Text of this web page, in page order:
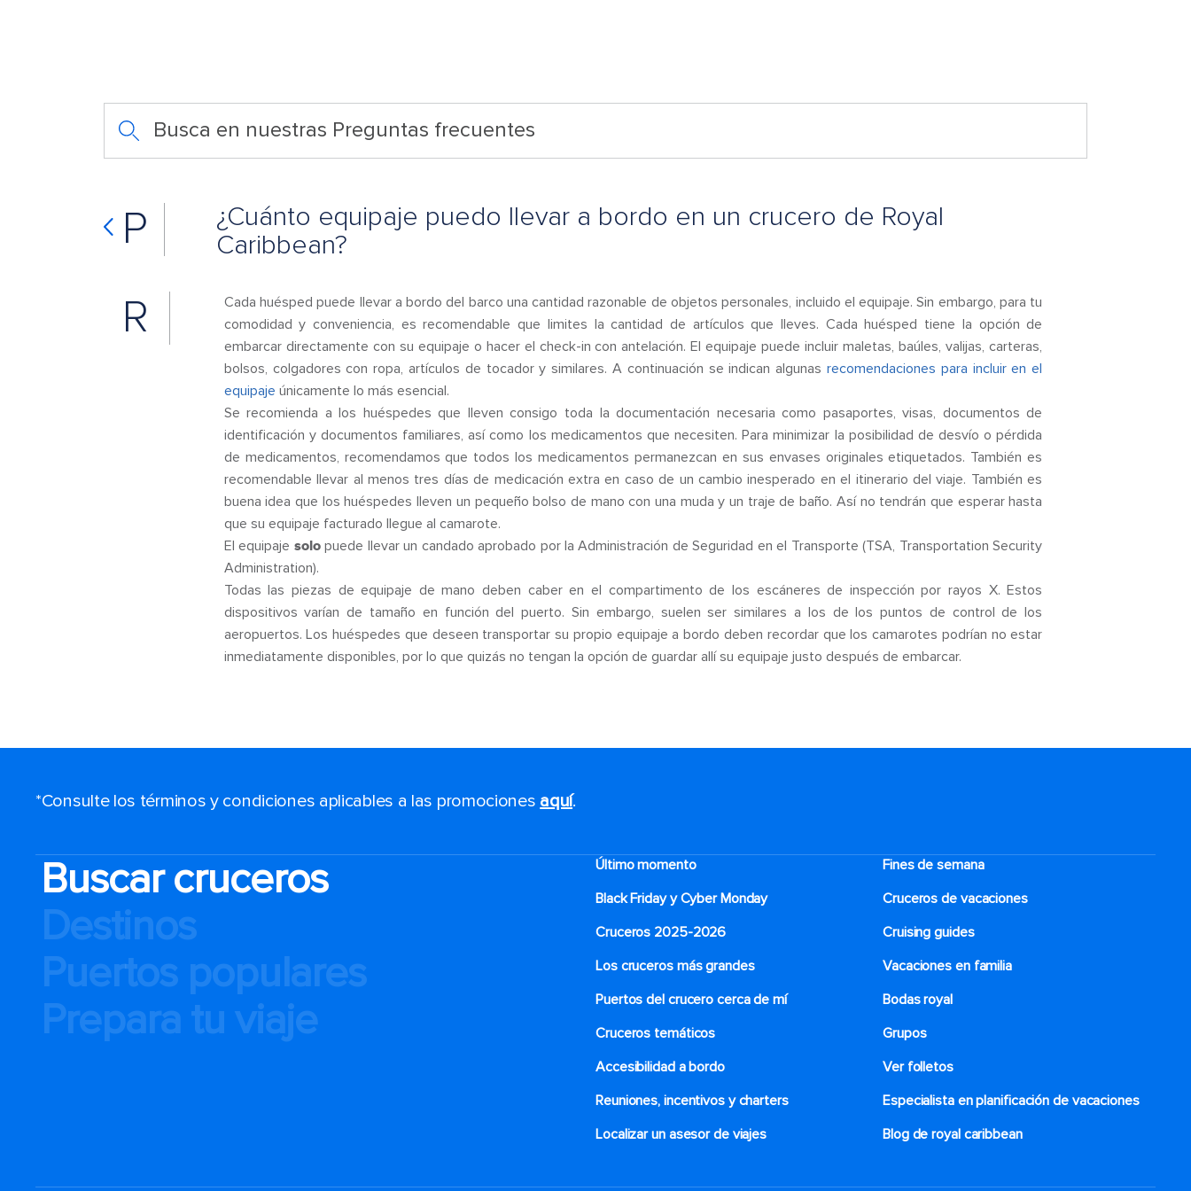
Busca en nuestras Preguntas frecuentes
P
¿Cuánto equipaje puedo llevar a bordo en un crucero de Royal
Caribbean?
R
Cada huésped puede llevar a bordo del barco una cantidad razonable de objetos personales, incluido el equipaje. Sin embargo, para tu
comodidad y conveniencia, es recomendable que limites la cantidad de artículos que lleves. Cada huésped tiene la opción de
embarcar directamente con su equipaje o hacer el check-in con antelación. El equipaje puede incluir maletas, baúles, valijas, carteras,
bolsos, colgadores con ropa, artículos de tocador y similares. A continuación se indican algunasrecomendaciones para incluir en el
equipaje únicamente lo más esencial.
Se recomienda a los huéspedes que lleven consigo toda la documentación necesaria como pasaportes, visas, documentos de
identificación y documentos familiares, así como los medicamentos que necesiten. Para minimizar la posibilidad de desvío o pérdida
de medicamentos, recomendamos que todos los medicamentos permanezcan en sus envases originales etiquetados. También es
recomendable llevar al menos tres días de medicación extra en caso de un cambio inesperado en el itinerario del viaje. También es
buena idea que los huéspedes lleven un pequeño bolso de mano con una muda y un traje de baño. Así no tendrán que esperar hasta
que su equipaje facturado llegue al camarote.
El equipaje solopuede llevar un candado aprobado por la Administración de Seguridad en el Transporte (TSA, Transportation Security
Administration).
Todas las piezas de equipaje de mano deben caber en el compartimento de los escáneres de inspección por rayos X. Estos
dispositivos varían de tamaño en función del puerto. Sin embargo, suelen ser similares a los de los puntos de control de los
aeropuertos. Los huéspedes que deseen transportar su propio equipaje a bordo deben recordar que los camarotes podrían no estar
inmediatamente disponibles, por lo que quizás no tengan la opción de guardar allí su equipaje justo después de embarcar.
*Consulte los términos y condiciones aplicables a las promociones aquí.
Buscar cruceros
Destinos
Puertos populares
Prepara tu viaje
Último momento
Fines de semana
Black Friday y Cyber Monday
Cruceros de vacaciones
Cruceros 2025-2026
Cruising guides
Los cruceros más grandes
Vacaciones en familia
Puertos del crucero cerca de mí
Bodas royal
Cruceros temáticos
Grupos
Accesibilidad a bordo
Ver folletos
Reuniones, incentivos y charters​
Especialista en planificación de vacaciones
Localizar un asesor de viajes
Blog de royal caribbean